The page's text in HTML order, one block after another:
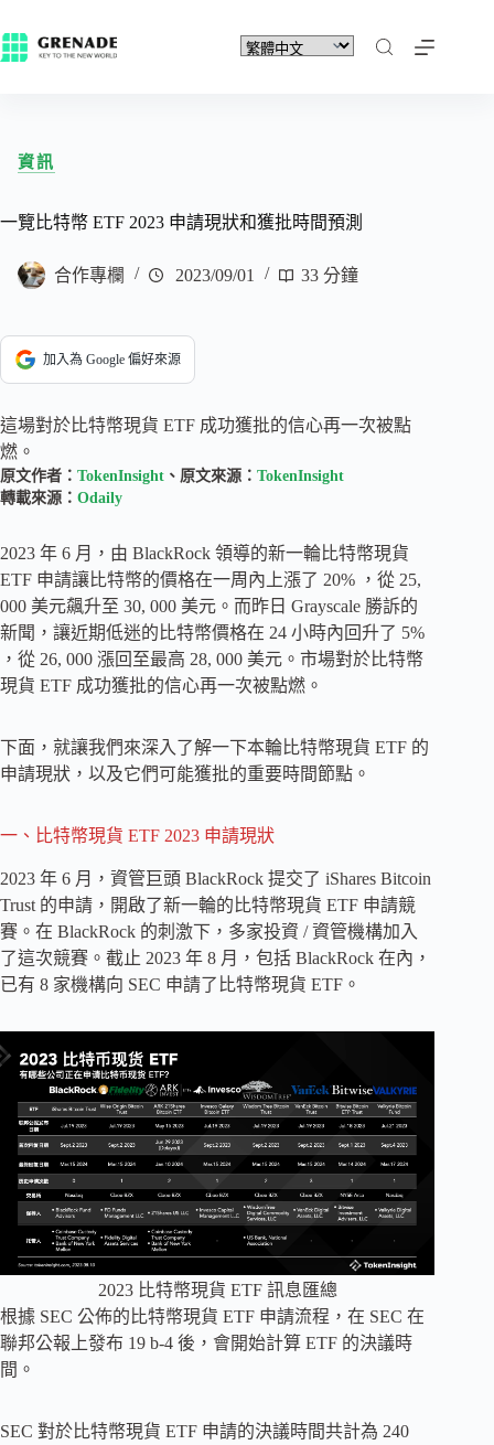
資訊
一覽比特幣 ETF 2023 申請現狀和獲批時間預測
合作專欄 2023/09/01 33 分鐘
加入為 Google 偏好來源
這場對於比特幣現貨 ETF 成功獲批的信心再一次被點
燃。
原文作者： TokenInsight 、原文來源： TokenInsight
轉載來源： Odaily
2023 年 6 月，由 BlackRock 領導的新一輪比特幣現貨
ETF 申請讓比特幣的價格在一周內上漲了 20% ，從 25,
000 美元飆升至 30, 000 美元。而昨日 Grayscale 勝訴的
新聞，讓近期低迷的比特幣價格在 24 小時內回升了 5%
，從 26, 000 漲回至最高 28, 000 美元。市場對於比特幣
現貨 ETF 成功獲批的信心再一次被點燃。
下面，就讓我們來深入了解一下本輪比特幣現貨 ETF 的
申請現狀，以及它們可能獲批的重要時間節點。
一、比特幣現貨 ETF 2023 申請現狀
2023 年 6 月，資管巨頭 BlackRock 提交了 iShares Bitcoin
Trust 的申請，開啟了新一輪的比特幣現貨 ETF 申請競
賽。在 BlackRock 的刺激下，多家投資 / 資管機構加入
了這次競賽。截止 2023 年 8 月，包括 BlackRock 在內，
已有 8 家機構向 SEC 申請了比特幣現貨 ETF。
2023 比特幣現貨 ETF 訊息匯總
根據 SEC 公佈的比特幣現貨 ETF 申請流程，在 SEC 在
聯邦公報上發布 19 b-4 後，會開始計算 ETF 的決議時
間。
SEC 對於比特幣現貨 ETF 申請的決議時間共計為 240